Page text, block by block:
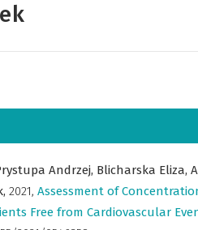
Andrzej, Blicharska Eliza,
2021, Assessment of
Free from Cardiovascular